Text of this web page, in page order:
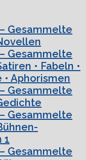
Gesammelte
Gesammelte
• Fabeln •
• Aphorismen
Gesammelte
Gesammelte
1
Gesammelte